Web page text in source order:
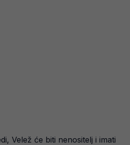
Velež će biti nenositelj i imati